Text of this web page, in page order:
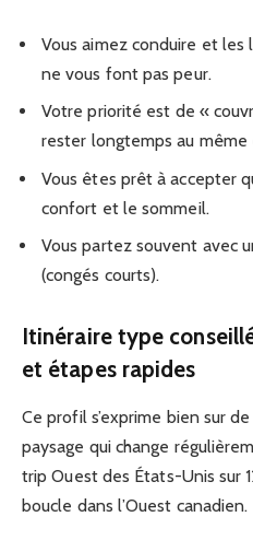
Vous aimez conduire et
ne vous font pas peur.
Votre priorité est de «
rester longtemps au même
Vous êtes prêt à accepter
confort et le sommeil.
Vous partez souvent avec
(congés courts).
Itinéraire type
et étapes rapides
Ce profil s’exprime bien sur
paysage qui change
trip Ouest des États-Unis sur
boucle dans l’Ouest canadien.